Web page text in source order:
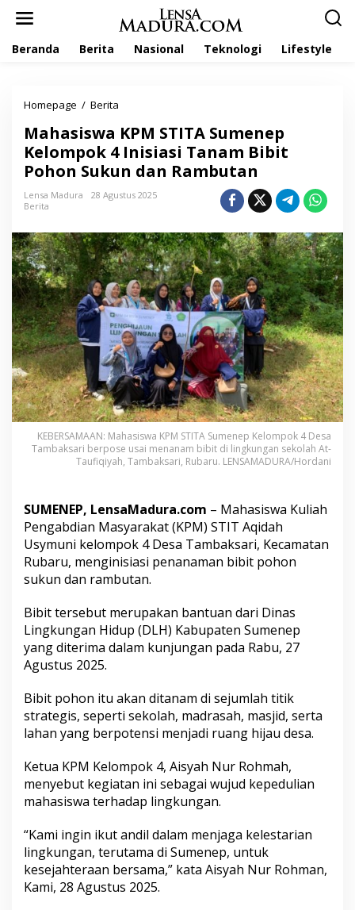
Beranda Berita Nasional Teknologi Lifestyle
Homepage / Berita
h
a
s
K
P
M
S
T
I
T
A
S
u
m
e
n
e
p
K
e
m
p
o
k
4
I
s
i
a
a
n
a
B
i
b
i
P
o
h
o
n
Mahasiswa KPM STITA Sumenep
Kelompok 4 Inisiasi Tanam Bibit
Pohon Sukun dan Rambutan
Lensa Madura
28 Agustus 2025
Berita
KEBERSAMAAN: Mahasiswa KPM STITA Sumenep Kelompok 4 Desa
Tambaksari berpose usai menanam bibit di lingkungan sekolah At-
Taufiqiyah, Tambaksari, Rubaru. LENSAMADURA/Hordani
SUMENEP, LensaMadura.com – Mahasiswa Kuliah
Pengabdian Masyarakat (KPM) STIT Aqidah
Usymuni kelompok 4 Desa Tambaksari, Kecamatan
Rubaru, menginisiasi penanaman bibit pohon
sukun dan rambutan.
Bibit tersebut merupakan bantuan dari Dinas
Lingkungan Hidup (DLH) Kabupaten Sumenep
yang diterima dalam kunjungan pada Rabu, 27
Agustus 2025.
Bibit pohon itu akan ditanam di sejumlah titik
strategis, seperti sekolah, madrasah, masjid, serta
lahan yang berpotensi menjadi ruang hijau desa.
Ketua KPM Kelompok 4, Aisyah Nur Rohmah,
menyebut kegiatan ini sebagai wujud kepedulian
mahasiswa terhadap lingkungan.
“Kami ingin ikut andil dalam menjaga kelestarian
lingkungan, terutama di Sumenep, untuk
kesejahteraan bersama,” kata Aisyah Nur Rohman,
Kami, 28 Agustus 2025.